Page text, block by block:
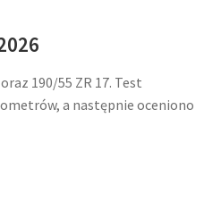
190/55 ZR 17. Test
a następnie oceniono